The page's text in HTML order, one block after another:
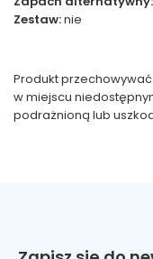
Zestaw:nie
Produkt przechowywać
w miejscu
podrażnioną lub